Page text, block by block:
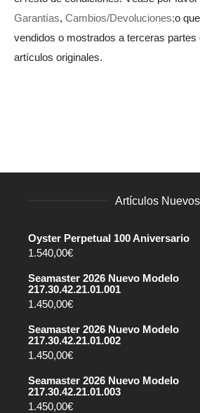
Garantías, Cambios/Devoluciones;o
vendidos o mostrados a terceras partes
artículos originales.
Artículos Nuevos
Oyster Perpetual 100 Aniversario
1.540,00€
Seamaster 2026 Nuevo Modelo
217.30.42.21.01.001
1.450,00€
Seamaster 2026 Nuevo Modelo
217.30.42.21.01.002
1.450,00€
Seamaster 2026 Nuevo Modelo
217.30.42.21.01.003
1.450,00€